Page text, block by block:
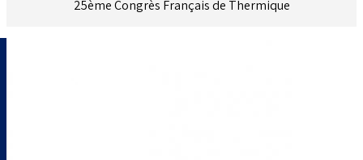
25ème Congrès Français de Thermique